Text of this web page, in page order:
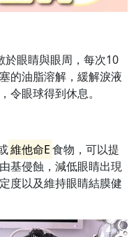
於眼睛與眼周，每次10
的油脂溶解，緩解淚液
令眼球得到休息。
維他命E食物，可以提
基侵蝕，減低眼睛出現
度以及維持眼睛結膜健